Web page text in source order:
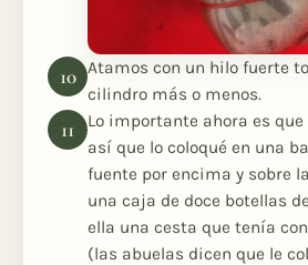
Atamos con un hilo fuerte
cilindro más o menos.
Lo importante ahora es que
así que lo coloqué en una
fuente por encima y sobre
una caja de doce botellas
ella una cesta que tenía
(las abuelas dicen que le